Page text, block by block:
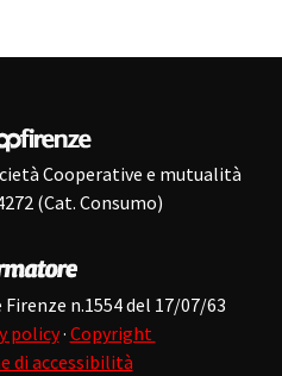
Cooperative e mutualità
(Cat. Consumo)
n.1554 del 17/07/63
policy· Copyright
di accessibilità